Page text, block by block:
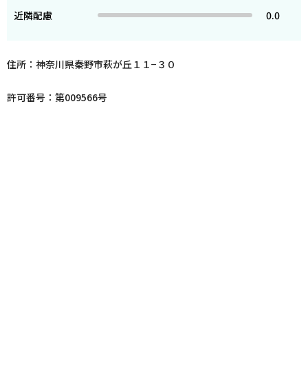
近隣配慮
0.0
住所：神奈川県秦野市萩が丘１１−３０
許可番号：第009566号